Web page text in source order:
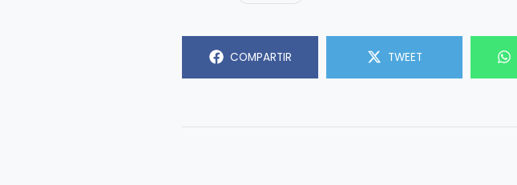
COMPARTIR TWEET